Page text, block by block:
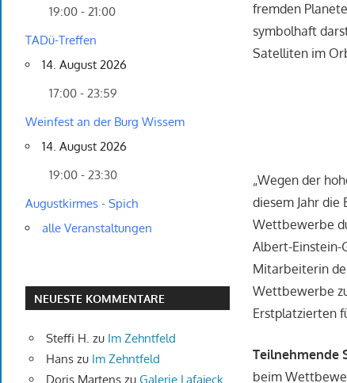
fremden
symbolhaft
Satelliten im
„Wegen der
diesem Jahr die
Wettbewerbe
Albert-Einstein-
Mitarbeiterin
Wettbewerbe
Erstplatzierten
Teilnehmende
beim
19:00 - 21:00
TADü-Treffen
14. August 2026
17:00 - 23:59
Weinfest an der Burg Wissem
14. August 2026
19:00 - 23:30
Augustkirmes - Spich
alle Veranstaltungen
NEUESTE KOMMENTARE
Steffi H. zu Im Zehntfeld
Hanszu Im Zehntfeld
Doris Martenszu Galerie Lafajeck